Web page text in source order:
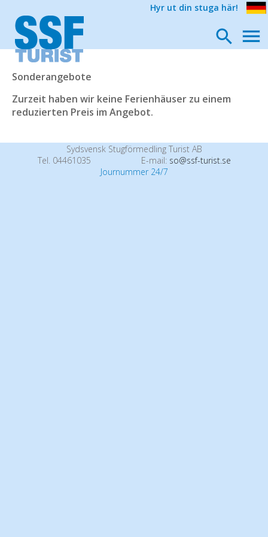
Hyr ut din stuga här!
Sonderangebote
Zurzeit haben wir keine Ferienhäuser zu einem
reduzierten Preis im Angebot.
Sydsvensk Stugförmedling Turist AB
Tel. 04461035
E-mail: so@ssf-turist.se
Journummer 24/7